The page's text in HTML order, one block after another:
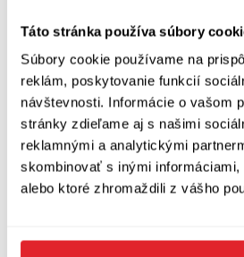
Táto stránka používa súbory
Súbory cookie používame na
reklám, poskytovanie funkcií
návštevnosti. Informácie o vašom
stránky zdieľame aj s našimi
reklamnými a analytickými
skombinovať s inými
alebo ktoré zhromaždili z vášho